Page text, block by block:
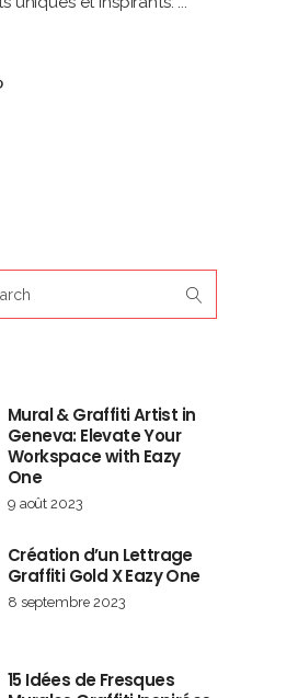
Mural & Graffiti Artist in
Geneva: Elevate Your
Workspace with Eazy
One
9 août 2023
Création d’un Lettrage
Graffiti Gold X Eazy One
8 septembre 2023
15 Idées de Fresques